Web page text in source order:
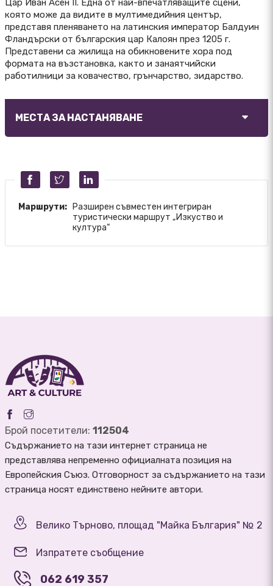
Цар Иван Асен II. Една от най-впечатляващите сцени,
която може да видите в мултимедийния център,
представя пленяването на латинския император Балдуин
Фландърски от българския цар Калоян през 1205 г.
Представени са жилища на обикновените хора под
формата на възстановка, както и занаятчийски
работилници за ковачество, грънчарство, зидарство.
МЕСТА ЗА НАСТАНЯВАНЕ
Маршрути:
Разширен съвместен интегриран
туристически маршрут „Изкуство и
култура“
Брой посетители: 112504
Съдържанието на тази интернет страница не
представлява непременно официалната позиция на
Европейския Съюз. Отговорност за съдържанието на тази
страница носят единствено нейните автори.
Велико Търново, площад "Майка България" № 2
Изпратете съобщение
062 619 357